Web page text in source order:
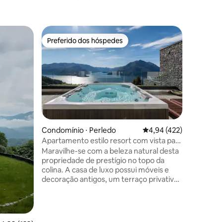
hóspedes Preferido dos hóspedes
Preferido dos hóspedes
Condomínio ⋅ Perledo 4,94 de uma avaliação
4,94 (422)
Apartamento estilo resort com vista para
o lago
Maravilhe-se com a beleza natural desta
propriedade de prestígio no topo da
colina. A casa de luxo possui móveis e
decoração antigos, um terraço privativo,